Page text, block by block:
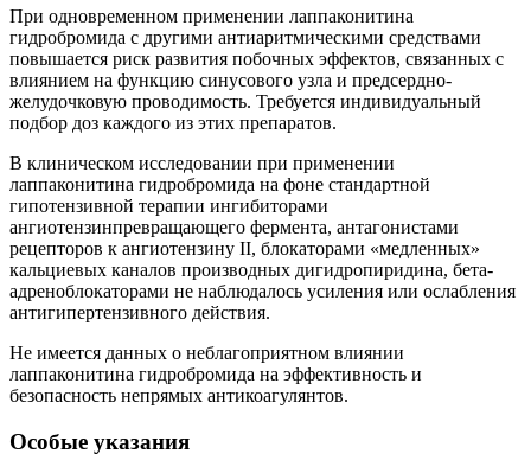
При одновременном применении лаппаконитина
гидробромида с другими антиаритмическими средствами
повышается риск развития побочных эффектов, связанных с
влиянием на функцию синусового узла и предсердно-
желудочковую проводимость. Требуется индивидуальный
подбор доз каждого из этих препаратов.
В клиническом исследовании при применении
лаппаконитина гидробромида на фоне стандартной
гипотензивной терапии ингибиторами
ангиотензинпревращающего фермента, антагонистами
рецепторов к ангиотензину II, блокаторами «медленных»
кальциевых каналов производных дигидропиридина, бета-
адреноблокаторами не наблюдалось усиления или ослабления
антигипертензивного действия.
Не имеется данных о неблагоприятном влиянии
лаппаконитина гидробромида на эффективность и
безопасность непрямых антикоагулянтов.
Особые указания